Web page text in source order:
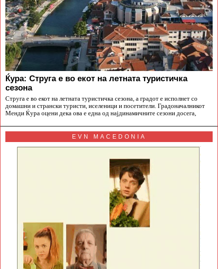
Ќура: Струга е во екот на летната туристичка
сезона
Струга е во екот на летната туристичка сезона, а градот е исполнет со
домашни и странски туристи, иселеници и посетители. Градоначалникот
Менди Ќура оцени дека ова е една од најдинамичните сезони досега,
EVN MACEDONIA